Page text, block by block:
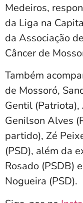
Medeiros,
da Liga na
da Associação
Câncer de
Também
de Mossoró,
Gentil (Patriota),
Genilson Alves
partido), Zé
(PSD), além da
Rosado (PSDB)
Nogueira (PSD).